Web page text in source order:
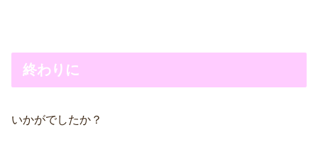
終わりに
いかがでしたか？